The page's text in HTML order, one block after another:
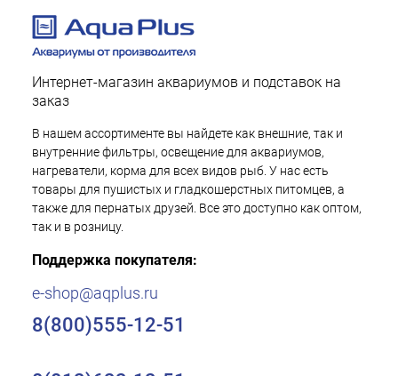
Интернет-магазин аквариумов и подставок на
заказ
В нашем ассортименте вы найдете как внешние, так и
внутренние фильтры, освещение для аквариумов,
нагреватели, корма для всех видов рыб. У нас есть
товары для пушистых и гладкошерстных питомцев, а
также для пернатых друзей. Все это доступно как оптом,
так и в розницу.
Поддержка покупателя:
e-shop@aqplus.ru
8(800)555-12-51